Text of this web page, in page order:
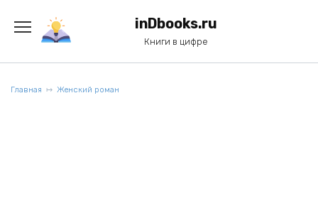
содержанию
inDbooks.ru
Книги в цифре
Главная Женский роман